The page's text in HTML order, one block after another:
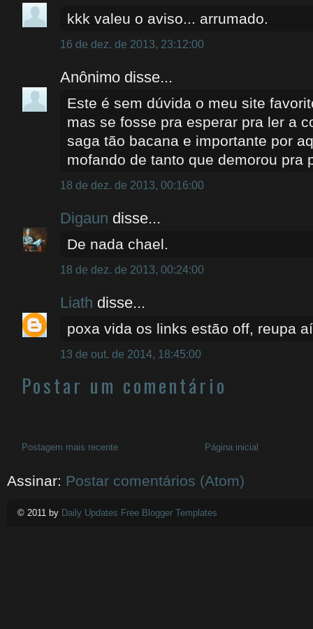
kkk valeu o aviso... arrumado.
16 de dez. de 2013, 23:12:00
Anônimo disse...
Este é sem dúvida o meu site
mas se fosse pra esperar pra ler a
saga tão bacana e importante por
mofando de tanto que demorou pra
18 de dez. de 2013, 00:16:00
Digaun disse...
De nada chael.
18 de dez. de 2013, 00:24:00
Liath disse...
poxa vida os links estão off, reupa
13 de out. de 2014, 18:45:00
Postar um comentário
Postagem mais recente Página inicial
Assinar: Postar comentários (Atom)
© 2011 by Daily Updates Free Blogger Templates